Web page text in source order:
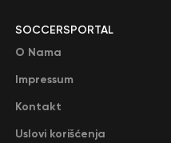
SOCCERSPORTAL
O Nama
Impressum
Kontakt
Uslovi korišćenja